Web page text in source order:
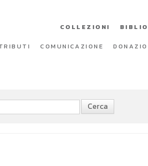
COLLEZIONI
COMUNICAZIONE